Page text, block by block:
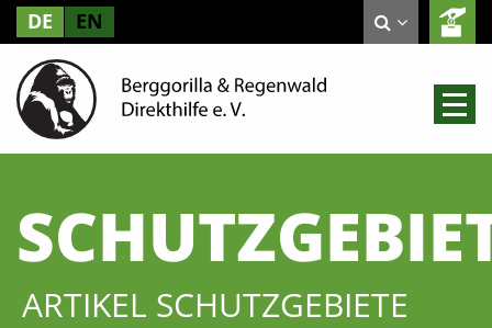
DE EN
ARTIKEL SCHUTZGEBIETE